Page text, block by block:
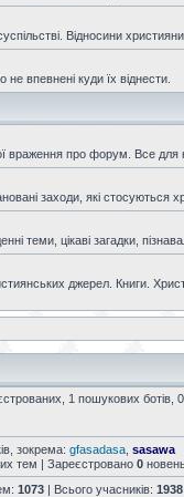
Відносини
впевнені куди їх віднести.
враження про форум. Все для
заходи, які стосуються
теми, цікаві загадки,
джерел. Книги.
1 пошукових ботів,
зокрема: gfasadasa sasawa
тем | Зареєстровано 0
1073 | Всього учасників: 1938